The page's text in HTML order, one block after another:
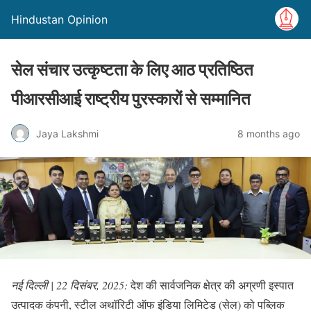
Hindustan Opinion
सेल संचार उत्कृष्टता के लिए आठ प्रतिष्ठित
पीआरसीआई राष्ट्रीय पुरस्कारों से सम्मानित
Jaya Lakshmi 8 months ago
नई दिल्ली | 22 दिसंबर, 2025:देश की सार्वजनिक क्षेत्र की अग्रणी इस्पात
उत्पादक कंपनी, स्टील अथॉरिटी ऑफ इंडिया लिमिटेड (सेल) को पब्लिक